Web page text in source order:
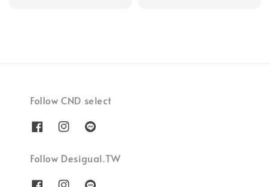
Follow CND select
Follow Desigual.TW